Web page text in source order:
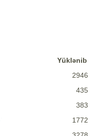
Yüklənib
2946
435
383
1772